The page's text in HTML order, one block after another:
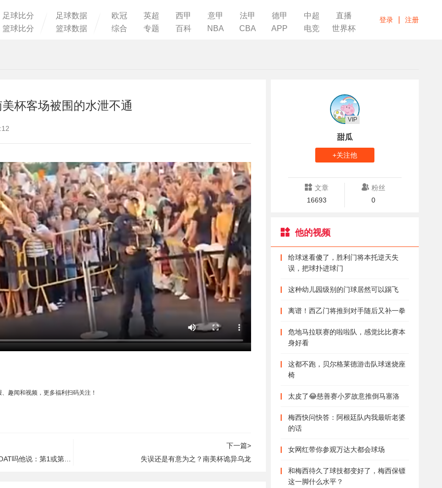
足球比分
篮球比分
足球数据
篮球数据
欧冠 英超 西甲 意甲 法甲 德甲 中超
直播
综合
专题 百科 NBA CBA APP 电竞 世界杯
登录 注册
杯客场被围的水泄不通
趣闻和视频，更多福利扫码关注！
下一篇>
失误还是有意为之？南美杯诡异乌龙
甜瓜
VIP
+关注他
文章
16693
粉丝
0
他的视频
给球迷看傻了，胜利门将本托逆天失
误，把球扑进球门
这种幼儿园级别的门球居然可以踢飞
离谱！西乙门将推到对手随后又补一拳
危地马拉联赛的啦啦队，感觉比比赛本
身好看
这都不跑，贝尔格莱德游击队球迷烧座
椅
太皮了😂慈善赛小罗故意推倒马塞洛
梅西快问快答：阿根廷队内我最听老婆
的话
女网红带你参观万达大都会球场
和梅西待久了球技都变好了，梅西保镖
这一脚什么水平？